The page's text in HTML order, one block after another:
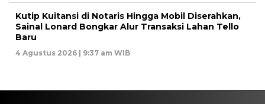
Kutip Kuitansi di Notaris Hingga Mobil Diserahkan,
Sainal Lonard Bongkar Alur Transaksi Lahan Tello
Baru
4 Agustus 2026 | 9:37 am WIB